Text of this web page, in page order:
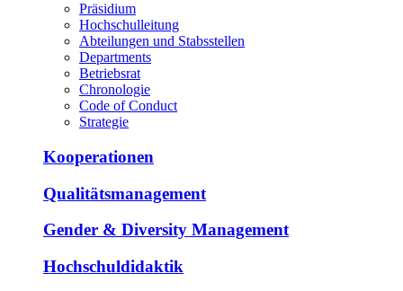
Präsidium
Hochschulleitung
Abteilungen und Stabsstellen
Departments
Betriebsrat
Chronologie
Code of Conduct
Strategie
Kooperationen
Qualitätsmanagement
Gender & Diversity Management
Hochschuldidaktik